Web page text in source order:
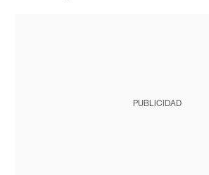
PUBLICIDAD